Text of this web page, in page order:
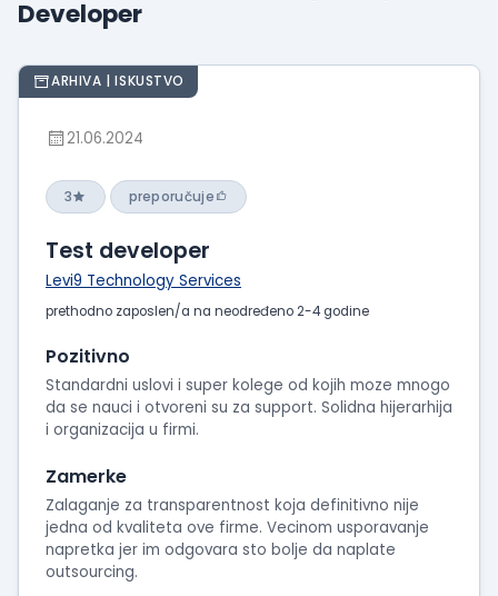
Prikaži
o
radu
Prikaži
intervjua
Developer
ARHIVA | ISKUSTVO
21.06.2024
3 preporučuje
Test developer
Levi9 Technology Services
prethodno zaposlen/a na neodređeno 2-4 godine
Pozitivno
Standardni uslovi i super kolege od kojih moze mnogo
da se nauci i otvoreni su za support. Solidna hijerarhija
i organizacija u firmi.
Zamerke
Zalaganje za transparentnost koja definitivno nije
jedna od kvaliteta ove firme. Vecinom usporavanje
napretka jer im odgovara sto bolje da naplate
outsourcing.